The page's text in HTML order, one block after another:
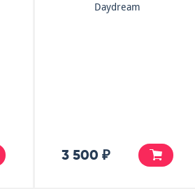
Daydream
3 500 ₽